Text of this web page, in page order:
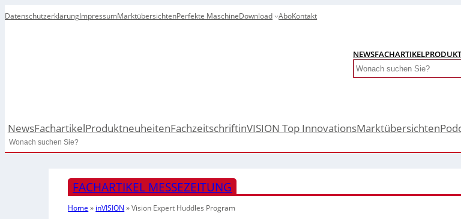
DatenschutzerklärungImpressumMarktübersichtenPerfekte MaschineDownload AboKontakt
NEWSFACHARTIKEL
Search
NewsFachartikelProduktneuheitenFachzeitschriftinVISION Top InnovationsMarktübersichten
Search
FACHARTIKEL MESSEZEITUNG
Home » inVISION »Vision Expert Huddles Program